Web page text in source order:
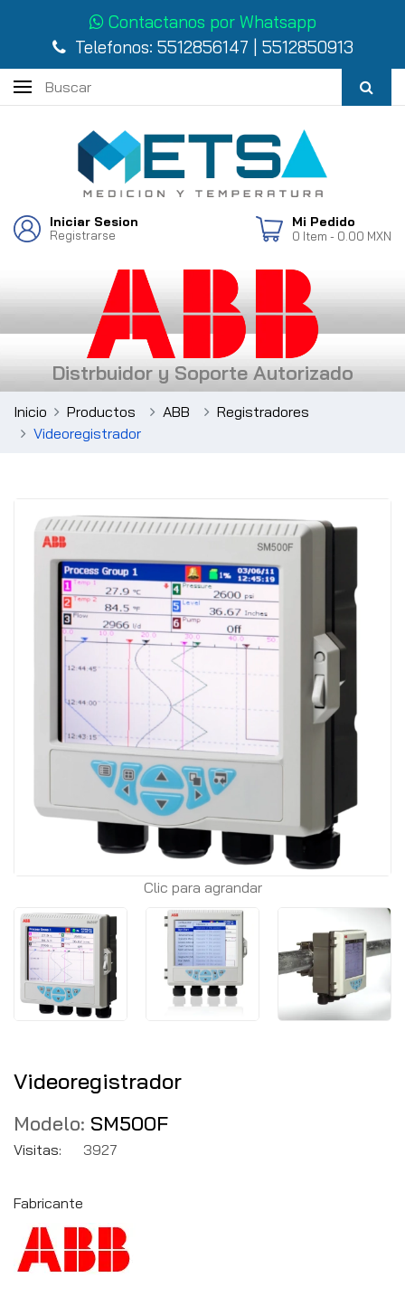
Contactanos por Whatsapp
Telefonos: 5512856147 5512850913
Iniciar Sesion
Registrarse
Mi Pedido
0 Item - 0.00 MXN
Distrbuidor y Soporte Autorizado
Inicio Productos ABB
Registradores
Videoregistrador
Clic para agrandar
Videoregistrador
Modelo: SM500F
Visitas: 3927
Fabricante